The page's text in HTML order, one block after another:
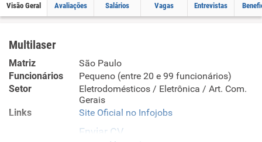
Visão Geral Avaliações Salários Vagas Entrevistas
Multilaser
Matriz
São Paulo
Funcionários
Pequeno (entre 20 e 99 funcionários)
Setor
Eletrodomésticos / Eletrônica / Art. Com.
Gerais
Links
Site Oficial no Infojobs
Enviar CV